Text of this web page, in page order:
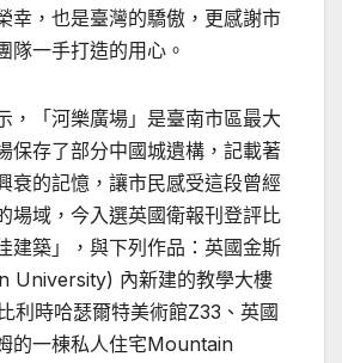
幸，也是臺灣的驕傲，更感謝市
隊一手打造的用心。
，「河樂廣場」是臺南市區最大
保存了部分中國城遺構，記載著
衰的記憶，讓市民感受這段曾經
場域，今入選英國衛報刊登評比
建築」，與下列作品：英國金斯
University) 內新建的教學大樓
利時哈瑟爾特美術館Z33、英國
的一棟私人住宅Mountain